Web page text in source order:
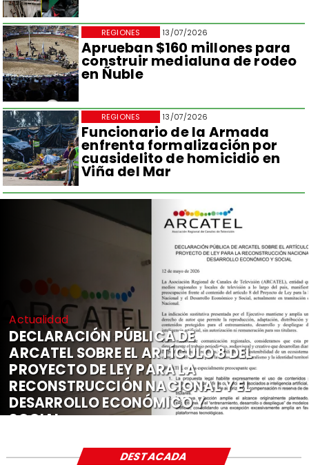
13/07/2026
Aprueban $160 millones para
construir medialuna de rodeo
en Ñuble
REGIONES
13/07/2026
Funcionario de la Armada
enfrenta formalización por
cuasidelito de homicidio en
Viña del Mar
REGIONES
Actualidad
DECLARACIÓN PÚBLICA DE
ARCATEL SOBRE EL ARTÍCULO 8 DEL
PROYECTO DE LEY PARA LA
RECONSTRUCCIÓN NACIONAL Y EL
DESARROLLO ECONÓMICO Y
SOCIAL
DESTACADA